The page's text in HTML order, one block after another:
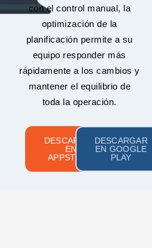
con el control manual, la
optimización de la
planificación permite a su
equipo responder más
rápidamente a los cambios y
mantener el equilibrio de
toda la operación.
DESCARGAR
EN
APPSTORE
DESCARGAR
EN GOOGLE
PLAY